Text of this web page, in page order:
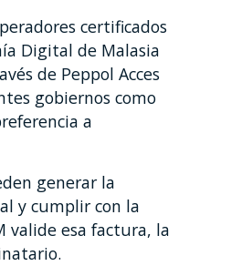
certificados
Digital de Malasia
de Peppol Acces
gobiernos como
a
generar la
y cumplir con la
valide esa factura, la